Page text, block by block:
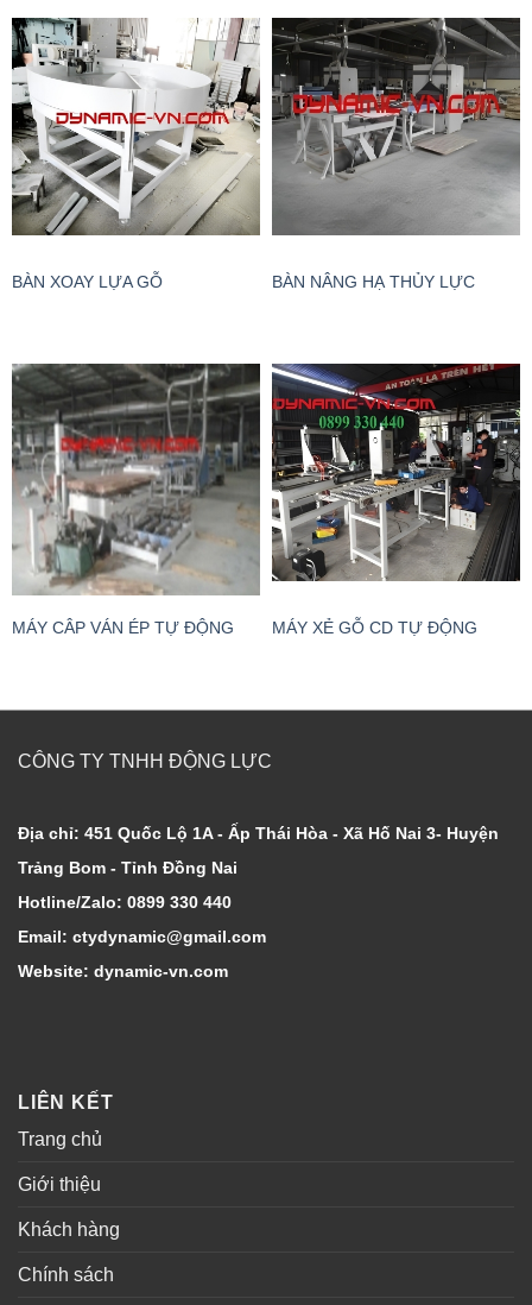
BÀN XOAY LỰA GỖ BÀN NÂNG HẠ THỦY LỰC
MÁY CÂP VÁN ÉP TỰ ĐỘNG MÁY XẺ GỖ CD TỰ ĐỘNG
CÔNG TY TNHH ĐỘNG LỰC
Địa chỉ: 451 Quốc Lộ 1A - Ấp Thái Hòa - Xã Hố Nai 3- Huyện
Trảng Bom - Tỉnh Đồng Nai
Hotline/Zalo: 0899 330 440
Email: ctydynamic@gmail.com
Website: dynamic-vn.com
LIÊN KẾT
Trang chủ
Giới thiệu
Khách hàng
Chính sách